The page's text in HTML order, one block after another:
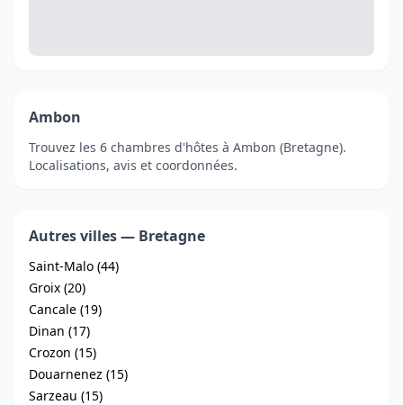
Ambon
Trouvez les 6 chambres d'hôtes à Ambon (Bretagne).
Localisations, avis et coordonnées.
Autres villes — Bretagne
Saint-Malo (44)
Groix (20)
Cancale (19)
Dinan (17)
Crozon (15)
Douarnenez (15)
Sarzeau (15)